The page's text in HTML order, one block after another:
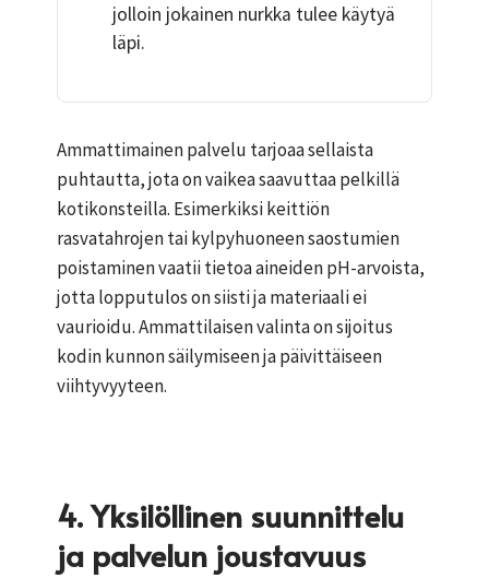
jolloin jokainen nurkka tulee käytyä
läpi.
Ammattimainen palvelu tarjoaa sellaista
puhtautta, jota on vaikea saavuttaa pelkillä
kotikonsteilla. Esimerkiksi keittiön
rasvatahrojen tai kylpyhuoneen saostumien
poistaminen vaatii tietoa aineiden pH-arvoista,
jotta lopputulos on siisti ja materiaali ei
vaurioidu. Ammattilaisen valinta on sijoitus
kodin kunnon säilymiseen ja päivittäiseen
viihtyvyyteen.
4. Yksilöllinen suunnittelu
ja palvelun joustavuus